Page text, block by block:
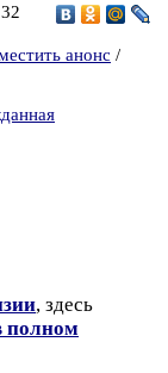
анонс /
, здесь
полном